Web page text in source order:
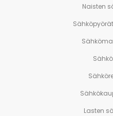
Naisten
Lasten